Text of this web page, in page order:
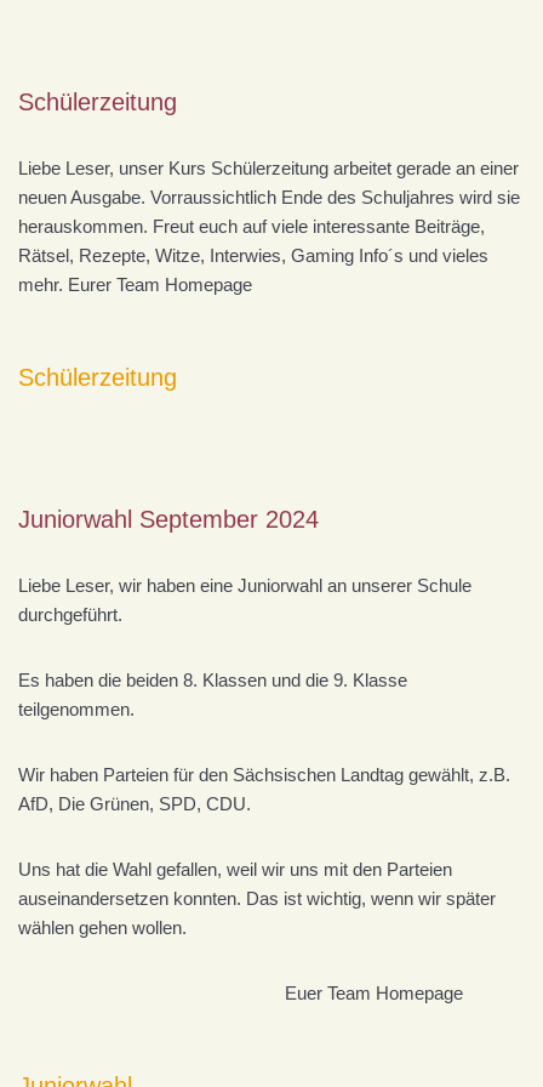
Schülerzeitung
Liebe Leser, unser Kurs Schülerzeitung arbeitet gerade an einer
neuen Ausgabe. Vorraussichtlich Ende des Schuljahres wird sie
herauskommen. Freut euch auf viele interessante Beiträge,
Rätsel, Rezepte, Witze, Interwies, Gaming Info´s und vieles
mehr. Eurer Team Homepage
Schülerzeitung
Juniorwahl September 2024
Liebe Leser, wir haben eine Juniorwahl an unserer Schule
durchgeführt.
Es haben die beiden 8. Klassen und die 9. Klasse
teilgenommen.
Wir haben Parteien für den Sächsischen Landtag gewählt, z.B.
AfD, Die Grünen, SPD, CDU.
Uns hat die Wahl gefallen, weil wir uns mit den Parteien
auseinandersetzen konnten. Das ist wichtig, wenn wir später
wählen gehen wollen.
Euer Team Homepage